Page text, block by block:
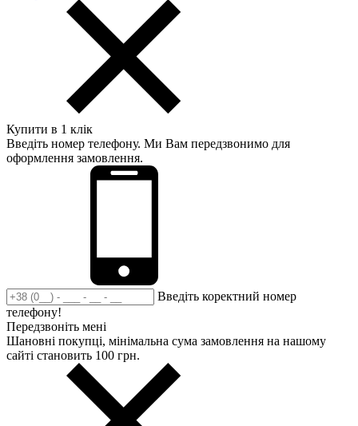
Купити в 1 клік
Введіть номер телефону. Ми Вам передзвонимо для
оформлення замовлення.
Введіть коректний номер
телефону!
Передзвоніть мені
Шановні покупці, мінімальна сума замовлення на нашому
сайті становить 100 грн.